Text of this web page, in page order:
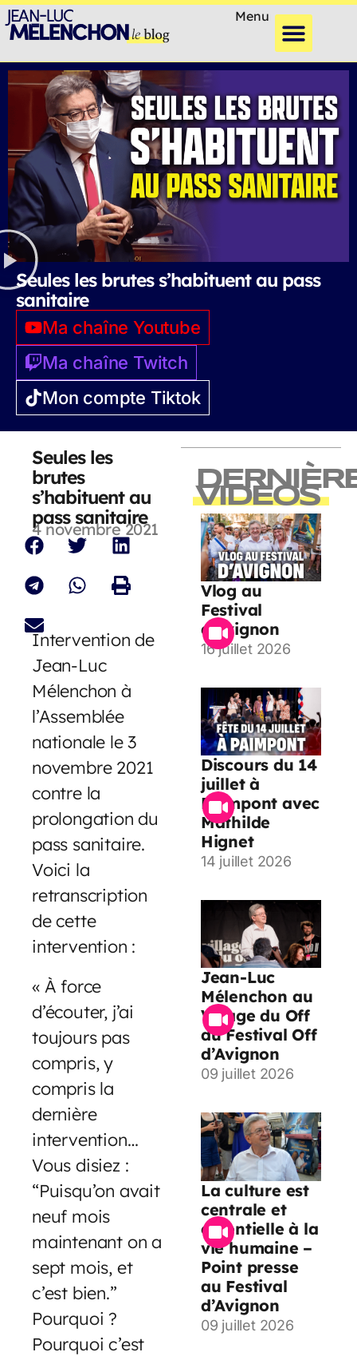
Menu
Seules les brutes s’habituent au pass
sanitaire
Ma chaîne Youtube
Ma chaîne Twitch
Mon compte Tiktok
Seules les
brutes
s’habituent au
pass sanitaire
4 novembre 2021
Intervention de
Jean-Luc
Mélenchon à
l’Assemblée
nationale le 3
novembre 2021
contre la
prolongation du
pass sanitaire.
Voici la
retranscription
de cette
intervention :
« À force
d’écouter, j’ai
toujours pas
compris, y
compris la
dernière
intervention…
Vous disiez :
“Puisqu’on avait
neuf mois
maintenant on a
sept mois, et
c’est bien.”
Pourquoi ?
Pourquoi c’est
VIDEOS
Vlog au
Festival
d’Avignon
16 juillet 2026
Discours du 14
juillet à
Paimpont avec
Mathilde
Hignet
14 juillet 2026
Jean-Luc
Mélenchon au
Village du Off
du Festival Off
d’Avignon
09 juillet 2026
La culture est
centrale et
essentielle à la
vie humaine –
Point presse
au Festival
d’Avignon
09 juillet 2026